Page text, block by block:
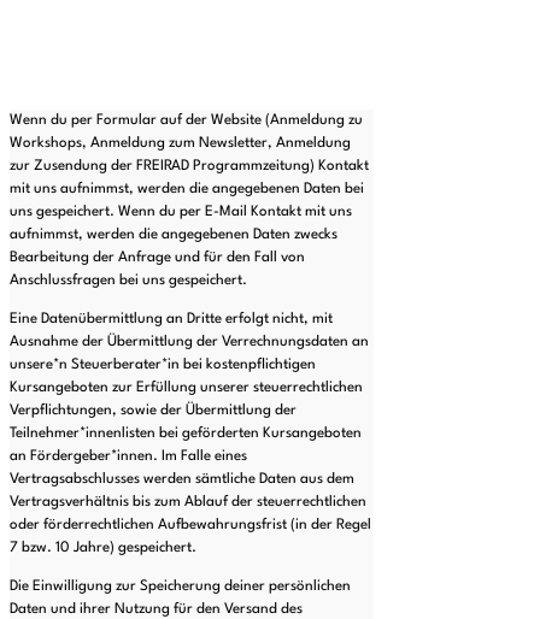
Wenn du per Formular auf der Website (Anmeldung zu
Workshops, Anmeldung zum Newsletter, Anmeldung
zur Zusendung der FREIRAD Programmzeitung) Kontakt
mit uns aufnimmst, werden die angegebenen Daten bei
uns gespeichert. Wenn du per E-Mail Kontakt mit uns
aufnimmst, werden die angegebenen Daten zwecks
Bearbeitung der Anfrage und für den Fall von
Anschlussfragen bei uns gespeichert.
Eine Datenübermittlung an Dritte erfolgt nicht, mit
Ausnahme der Übermittlung der Verrechnungsdaten an
unsere*n Steuerberater*in bei kostenpflichtigen
Kursangeboten zur Erfüllung unserer steuerrechtlichen
Verpflichtungen, sowie der Übermittlung der
Teilnehmer*innenlisten bei geförderten Kursangeboten
an Fördergeber*innen. Im Falle eines
Vertragsabschlusses werden sämtliche Daten aus dem
Vertragsverhältnis bis zum Ablauf der steuerrechtlichen
oder förderrechtlichen Aufbewahrungsfrist (in der Regel
7 bzw. 10 Jahre) gespeichert.
Die Einwilligung zur Speicherung deiner persönlichen
Daten und ihrer Nutzung für den Versand des